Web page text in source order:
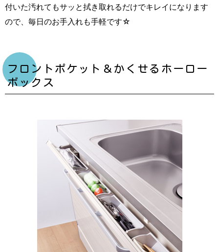
付いた汚れてもサッと拭き取れるだけでキレイになります
ので、毎日のお手入れも手軽です☆
フロントポケット＆かくせるホーロー
ボックス